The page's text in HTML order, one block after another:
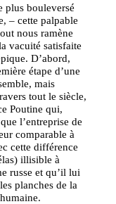
plus bouleversé
– cette palpable
nous ramène
vacuité satisfaite
D’abord,
étape d’une
mais
tout le siècle,
Poutine qui,
l’entreprise de
comparable à
cette différence
illisible à
russe et qu’il lui
planches de la